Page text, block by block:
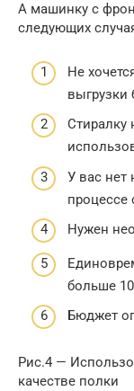
А машинку с
следующих
Не
выгрузки
Стиралку
У вас нет
процессе
Нужен
больше
Бюджет
Рис.4 —
качестве полки